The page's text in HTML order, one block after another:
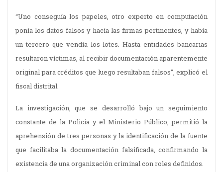
“Uno conseguía los papeles, otro experto en computación
ponía los datos falsos y hacía las firmas pertinentes, y había
un tercero que vendía los lotes. Hasta entidades bancarias
resultaron víctimas, al recibir documentación aparentemente
original para créditos que luego resultaban falsos”, explicó el
fiscal distrital.
La investigación, que se desarrolló bajo un seguimiento
constante de la Policía y el Ministerio Público, permitió la
aprehensión de tres personas y la identificación de la fuente
que facilitaba la documentación falsificada, confirmando la
existencia de una organización criminal con roles definidos.